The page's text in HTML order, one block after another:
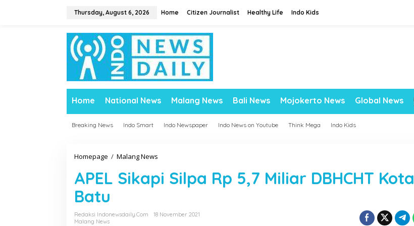
Thursday, August 6, 2026 Home Citizen Journalist Healthy Life Indo Kids
Home National News Malang News Bali News Mojokerto News Global News
Breaking News Indo Smart Indo Newspaper Indo News on Youtube Think Mega Indo Kids
Homepage / Malang News
E
L
k
APEL Sikapi Silpa Rp 5,7 Miliar DBHCHT Kota
Batu
Redaksi Indonewsdaily.com
18 November 2021
Malang News